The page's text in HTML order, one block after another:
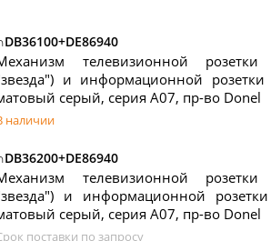
телевизионной
и информационной розетки
серый, серия A07, пр-во Donel
наличии
телевизионной
и информационной
серый, серия A07, пр-во Donel
поставки по запросу